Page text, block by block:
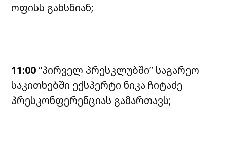
ოფისს გახსნიან;
11:00“პირველ პრესკლუბში” საგარეო
საკითხებში ექსპერტი ნიკა ჩიტაძე
პრესკონფერენციას გამართავს;